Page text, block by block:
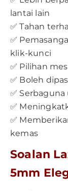
lantai lain
✅ Tahan
✅
klik-kunci
✅ Pilihan
✅ Boleh
✅
✅
✅
kemas
Soalan
5mm